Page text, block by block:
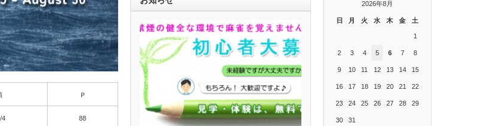
Ｐ
4 88
2026年8月
日 月 火 水 木 金 土
1
2 3 4 5 6 7 8
9 10 11 12 13 14 15
16 17 18 19 20 21 22
23 24 25 26 27 28 29
30 31